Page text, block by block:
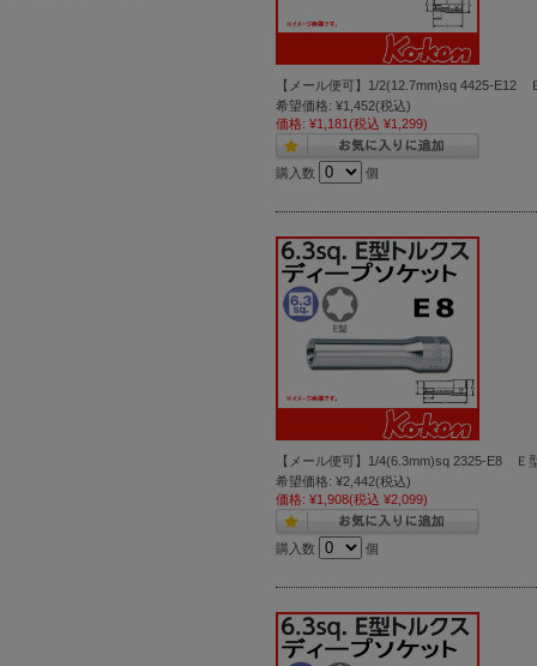
【メール便可】1/2(12.7mm)sq 4425-E12
希望価格: ¥1,452(税込)
価格: ¥1,181(税込 ¥1,299)
購入数 個
【メール便可】1/4(6.3mm)sq 2325-E8 Ｅ
希望価格: ¥2,442(税込)
価格: ¥1,908(税込 ¥2,099)
購入数 個